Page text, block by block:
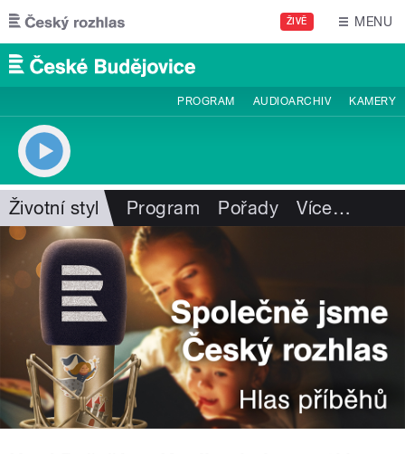
Přejít k hlavnímu obsahu
ŽIVĚ MENU
PROGRAM AUDIOARCHIV KAMERY
Životní styl Program Pořady Více…